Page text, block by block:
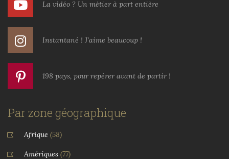
La vidéo ? Un métier à part entière
Instantané ! J'aime beaucoup !
198 pays, pour repérer avant de partir !
Par zone géographique
Afrique (58)
Amériques (77)